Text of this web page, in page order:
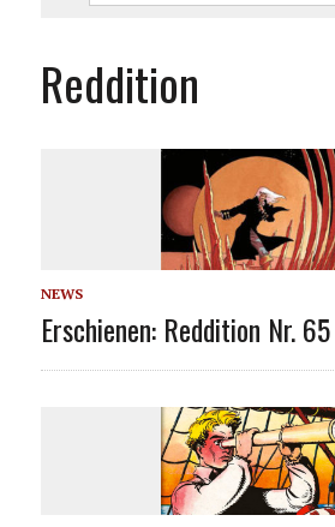
Reddition
NEWS
Erschienen: Reddition Nr. 65